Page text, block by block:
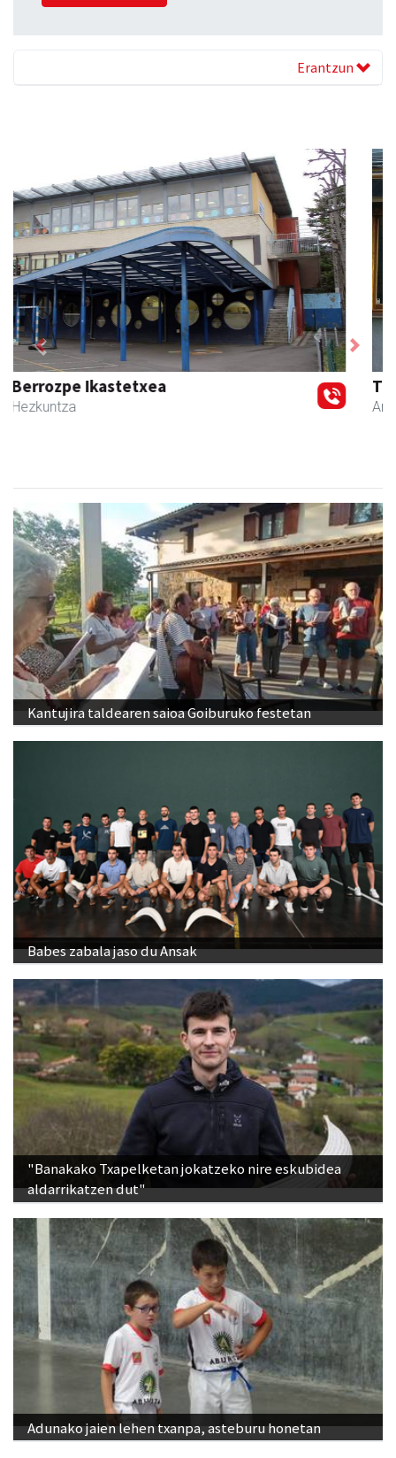
Erantzun
Txindoki taberna
Andoain -
Previous Next
Kantujira taldearen saioa Goiburuko festetan
Babes zabala jaso du Ansak
"Banakako Txapelketan jokatzeko nire eskubidea
aldarrikatzen dut"
Adunako jaien lehen txanpa, asteburu honetan